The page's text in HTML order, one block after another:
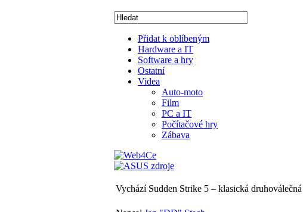
Přidat k oblíbeným
Hardware a IT
Software a hry
Ostatní
Videa
Auto-moto
Film
PC a IT
Počítačové hry
Zábava
Vychází Sudden Strike 5 – klasická